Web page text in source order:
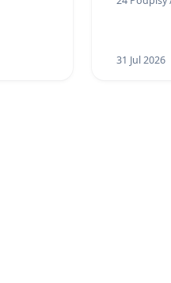
zakładu
31 Jul 2026